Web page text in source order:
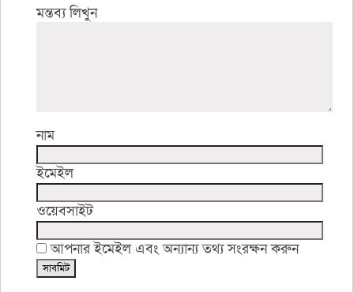
মন্তব্য লিখুন
নাম
ইমেইল
ওয়েবসাইট
আপনার ইমেইল এবং অন্যান্য তথ্য সংরক্ষন করুন